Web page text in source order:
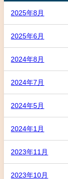
2025年8月
2025年6月
2024年8月
2024年7月
2024年5月
2024年1月
2023年11月
2023年10月